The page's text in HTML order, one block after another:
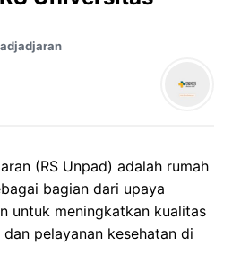
(RS Unpad) adalah rumah
bagian dari upaya
untuk meningkatkan kualitas
pelayanan kesehatan di